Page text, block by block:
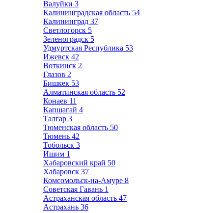
Валуйки 3
Калининградская область 54
Калининград 37
Светлогорск 5
Зеленоградск 5
Удмуртская Республика 53
Ижевск 42
Воткинск 2
Глазов 2
Бишкек 53
Алматинская область 52
Конаев 11
Капшагай 4
Талгар 3
Тюменская область 50
Тюмень 42
Тобольск 3
Ишим 1
Хабаровский край 50
Хабаровск 37
Комсомольск-на-Амуре 8
Советская Гавань 1
Астраханская область 47
Астрахань 36